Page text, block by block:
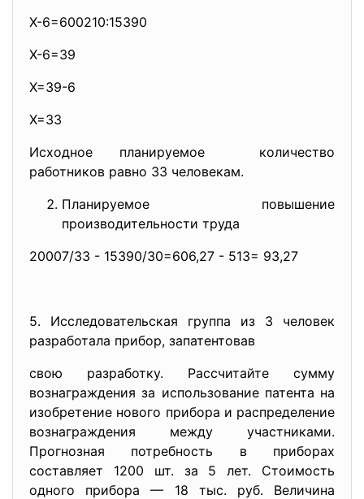
Х-6=600210:15390
Х-6=39
Х=39-6
Х=33
Исходное планируемое количество
работников равно 33 человекам.
Планируемое повышение
производительности труда
20007/33 - 15390/30=606,27 - 513= 93,27
5. Исследовательская группа из 3 человек
разработала прибор, запатентовав
свою разработку. Рассчитайте сумму
вознаграждения за использование патента на
изобретение нового прибора и распределение
вознаграждения между участниками.
Прогнозная потребность в приборах
составляет 1200 шт. за 5 лет. Стоимость
одного прибора — 18 тыс. руб. Величина